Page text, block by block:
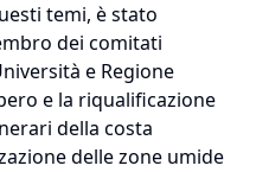
temi, è stato
dei comitati
e Regione
e la riqualificazione
della costa
delle zone umide